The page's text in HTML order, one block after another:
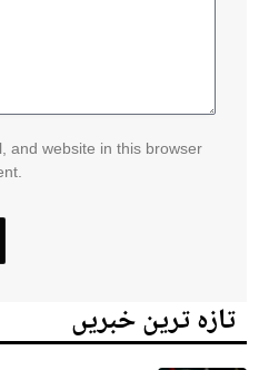
and website in this browser
تازہ ترین خبریں